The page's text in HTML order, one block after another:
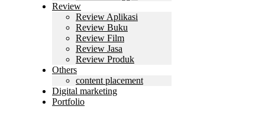
Review
Review Aplikasi
Review Buku
Review Film
Review Jasa
Review Produk
Others
content placement
Digital marketing
Portfolio